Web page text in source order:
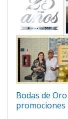
Bodas de
promociones